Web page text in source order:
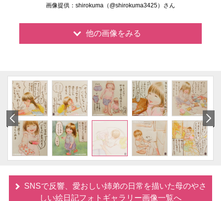
画像提供：shirokuma（@shirokuma3425）さん
他の画像をみる
SNSで反響、愛おしい姉弟の日常を描いた母のやさ
しい絵日記フォトギャラリー画像一覧へ